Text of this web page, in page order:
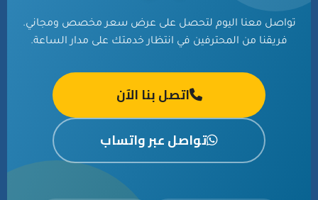
تواصل معنا اليوم لتحصل على عرض سعر مخصص ومجاني.
فريقنا من المحترفين في انتظار خدمتك على مدار الساعة.
اتصل بنا الآن
تواصل عبر واتساب